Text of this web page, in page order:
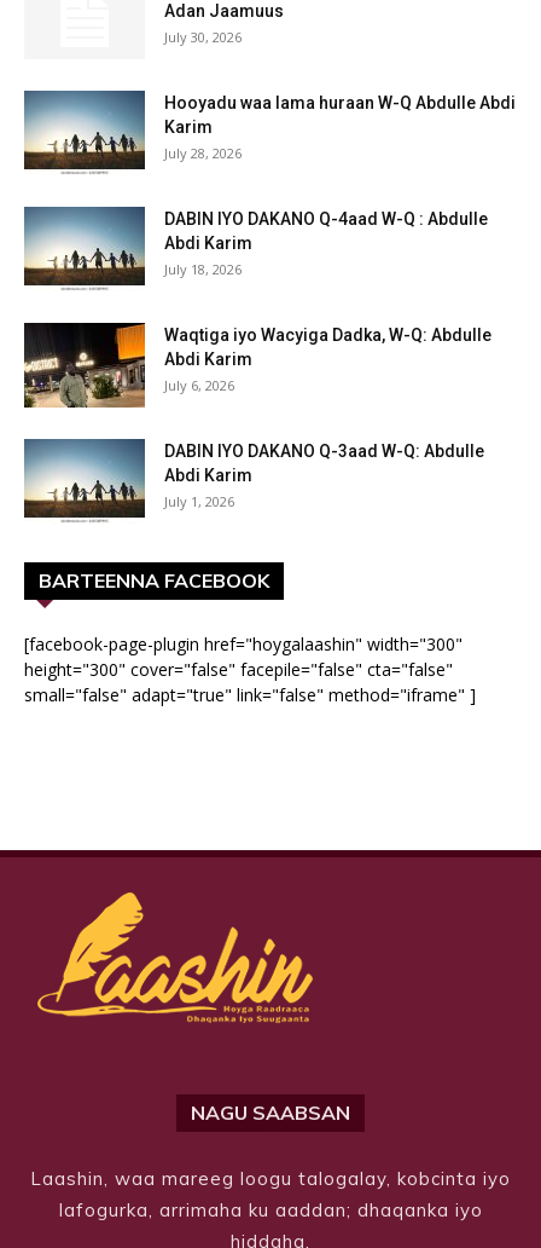
Adan Jaamuus
July 30, 2026
Hooyadu waa lama huraan W-Q Abdulle Abdi
Karim
July 28, 2026
DABIN IYO DAKANO Q-4aad W-Q : Abdulle
Abdi Karim
July 18, 2026
Waqtiga iyo Wacyiga Dadka, W-Q: Abdulle
Abdi Karim
July 6, 2026
DABIN IYO DAKANO Q-3aad W-Q: Abdulle
Abdi Karim
July 1, 2026
BARTEENNA FACEBOOK
[facebook-page-plugin href="hoygalaashin" width="300"
height="300" cover="false" facepile="false" cta="false"
small="false" adapt="true" link="false" method="iframe" ]
NAGU SAABSAN
Laashin, waa mareeg loogu talogalay, kobcinta iyo
lafogurka, arrimaha ku aaddan; dhaqanka iyo
hiddaha.